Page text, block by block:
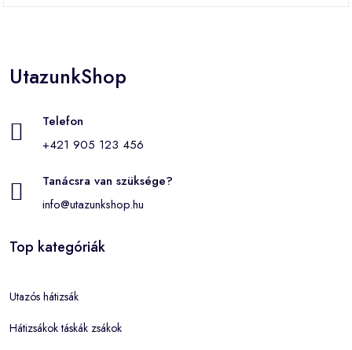
UtazunkShop
Telefon
+421 905 123 456
Tanácsra van szüksége?
info@utazunkshop.hu
Top kategóriák
Utazós hátizsák
Hátizsákok táskák zsákok